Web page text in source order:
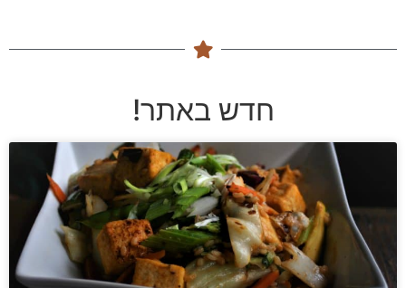
חדש באתר!